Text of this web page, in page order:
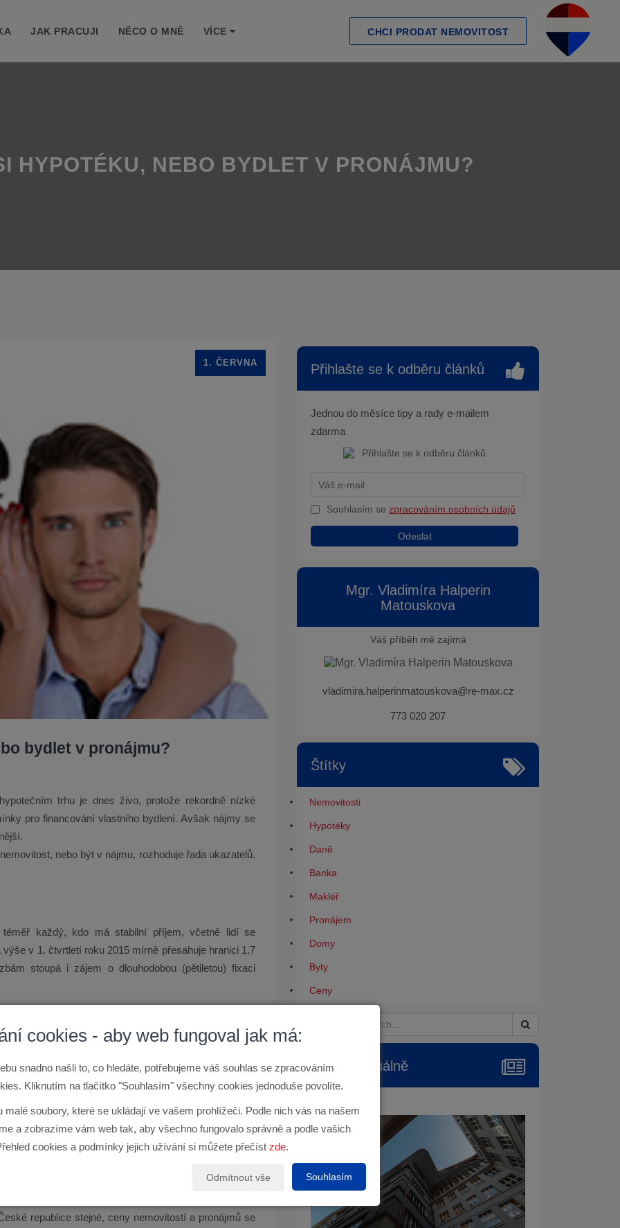
JAK PRACUJI NĚCO O MNĚ VÍCE CHCI PRODAT NEMOVITOST
HYPOTÉKU, NEBO BYDLET V PRONÁJMU?
bydlet v pronájmu?
1. ČERVNA
trhu je dnes živo, protože rekordně nízké
pro financování vlastního bydlení. Avšak nájmy se
nebo být v nájmu, rozhoduje řada ukazatelů.
každý, kdo má stabilní příjem, včetně lidí se
v 1. čtvrtletí roku 2015 mírně přesahuje hranici 1,7
stoupá i zájem o dlouhodobou (pětiletou) fixaci
možnosti, finanční situaci i věk. Čím dříve ji
měsíčních poplatků osvobozeni. Sečtěte své příjmy
nemovitosti, a počítejte i s finanční rezervou pro
vyžaduje životní pojištění.
a nevědí, ve kterém městě chtějí bydlet, se
v Praze jsou navíc pronájmy oproti hypotéce levnější.
výhodné i tehdy, pokud v dohledné době očekáváte
republice stejné, ceny nemovitostí a pronájmů se
Přihlašte se k odběru článků
Jednou do měsíce tipy a rady e-mailem
zdarma
Souhlasím se zpracováním osobních údajů
Odeslat
Mgr. Vladimíra Halperin
Matouskova
Váš příběh mě zajímá
vladimira.halperinmatouskova@re-max.cz
773 020 207
Štítky
Nemovitosti
Hypotéky
Daně
Banka
Makléř
Pronájem
Domy
Byty
Ceny
Reality aktuálně
cookies - aby web fungoval jak má:
snadno našli to, co hledáte, potřebujeme váš souhlas se zpracováním
Kliknutím na tlačítko "Souhlasím" všechny cookies jednoduše povolíte.
malé soubory, které se ukládají ve vašem prohlížeči. Podle nich vás na našem
a zobrazíme vám web tak, aby všechno fungovalo správně a podle vašich
cookies a podmínky jejich užívání si můžete přečíst zde.
Souhlasím
Odmítnout vše